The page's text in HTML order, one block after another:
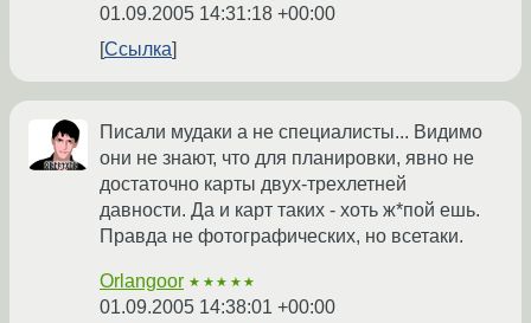
01.09.2005 14:31:18 +00:00
Ссылка
Писали мудаки а не специалисты... Видимо
они не знают, что для планировки, явно не
достаточно карты двух-трехлетней
давности. Да и карт таких - хоть ж*пой ешь.
Правда не фотографических, но всетаки.
Orlangoor ★★★★★
01.09.2005 14:38:01 +00:00